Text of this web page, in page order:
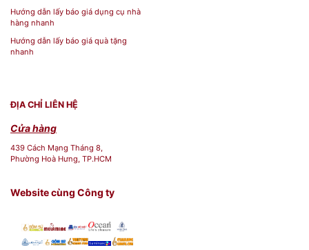
tại Thành phố Hồ Chí Minh. Tại Mekoong có đa
dạng các sản phẩm đồ thủy tinh,
chất lượng khác cho bạn thoải mái lựa chọn. Liên
Quận 10, Thành phố Hồ Chí Minh
chi tiết và được tư vấn miễn phí nhé!
Hướng dẫn lấy báo giá dụng cụ nhà
hàng nhanh
Hướng dẫn lấy báo giá quà tặng
nhanh
ĐỊA CHỈ LIÊN HỆ
Cửa hàng
439 Cách Mạng Tháng 8,
Phường Hoà Hưng, TP.HCM
Website cùng Công ty